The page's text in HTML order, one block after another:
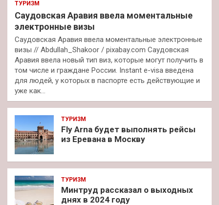
ТУРИЗМ
Саудовская Аравия ввела моментальные
электронные визы
Саудовская Аравия ввела моментальные электронные
визы // Abdullah_Shakoor / pixabay.com Саудовская
Аравия ввела новый тип виз, которые могут получить в
том числе и граждане России. Instant e-visa введена
для людей, у которых в паспорте есть действующие и
уже как…
ТУРИЗМ
Fly Arna будет выполнять рейсы
из Еревана в Москву
ТУРИЗМ
Минтруд рассказал о выходных
днях в 2024 году